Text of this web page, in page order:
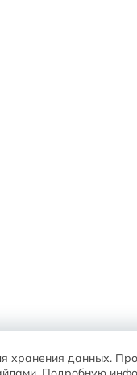
хранения данных.